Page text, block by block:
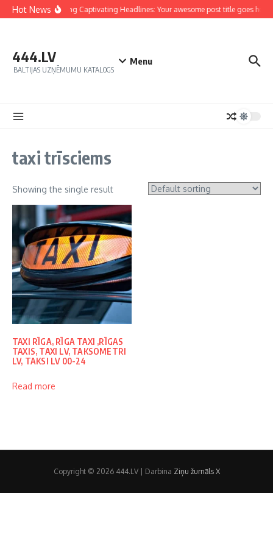
Hot NewsCrafting Captivating Headlines: Your awesome post title goes here
444.LV
BALTIJAS UZŅĒMUMU KATALOGS
Menu
taxi trīsciems
Showing the single result
TAXI RĪGA, RĪGA TAXI ,RĪGAS
TAXIS, TAXI LV, TAKSOMETRI
LV, TAKSI LV 00-24
Read more
Copyright © 2026 444.LV | Darbina Ziņu žurnāls X